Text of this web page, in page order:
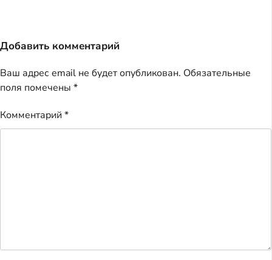
Добавить комментарий
Ваш адрес email не будет опубликован. Обязательные
поля помечены *
Комментарий *